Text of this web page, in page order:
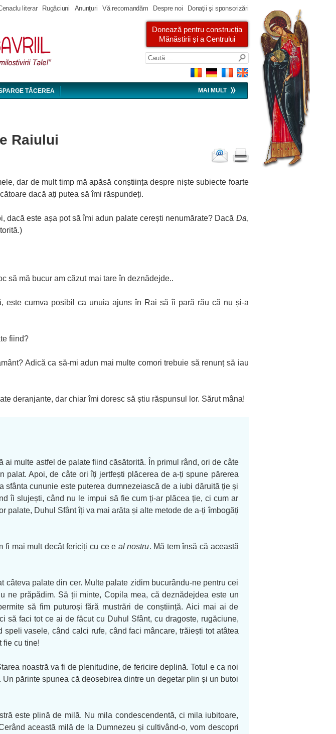
literar Rugăciuni Anunţuri Vă recomandăm Despre noi Donaţii şi sponsorizări
Donează pentru construcția
Mănăstirii și a Centrului
TĂCEREA MAI MULT
Raiului
dar de mult timp mă apăsă conștiința despre niște subiecte foarte
dacă ați putea să îmi răspundeți.
dacă este așa pot să îmi adun palate cerești nenumărate? Dacă Da,
să mă bucur am căzut mai tare în deznădejde..
este cumva posibil ca unuia ajuns în Rai să îi pară rău că nu și-a
fiind?
Adică ca să-mi adun mai multe comori trebuie să renunț să iau
deranjante, dar chiar îmi doresc să știu răspunsul lor. Sărut mâna!
multe astfel de palate fiind căsătorită. În primul rând, ori de câte
Apoi, de câte ori îți jertfești plăcerea de a-ți spune părerea
cununie este puterea dumnezeiască de a iubi dăruită ție și
îi slujești, când nu le impui să fie cum ți-ar plăcea ție, ci cum ar
palate, Duhul Sfânt îți va mai arăta și alte metode de a-ți îmbogăți
fi mai mult decât fericiți cu ce e al nostru. Mă tem însă că această
palate din cer. Multe palate zidim bucurându-ne pentru cei
prăpădim. Să ții minte, Copila mea, că deznădejdea este un
să fim puturoși fără mustrări de conștiință. Aici mai ai de
să faci tot ce ai de făcut cu Duhul Sfânt, cu dragoste, rugăciune,
vasele, când calci rufe, când faci mâncare, trăiești tot atâtea
fie cu tine!
noastră va fi de plenitudine, de fericire deplină. Totul e ca noi
părinte spunea că deosebirea dintre un degetar plin și un butoi
este plină de milă. Nu mila condescendentă, ci mila iubitoare,
această milă de la Dumnezeu și cultivând-o, vom descopri